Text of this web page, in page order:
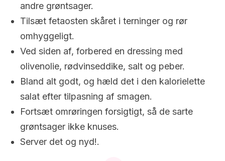
andre grøntsager.
Tilsæt fetaosten skåret i terninger og rør
omhyggeligt.
Ved siden af, forbered en dressing med
olivenolie, rødvinseddike, salt og peber.
Bland alt godt, og hæld det i den kalorielette
salat efter tilpasning af smagen.
Fortsæt omrøringen forsigtigt, så de sarte
grøntsager ikke knuses.
Server det og nyd!.